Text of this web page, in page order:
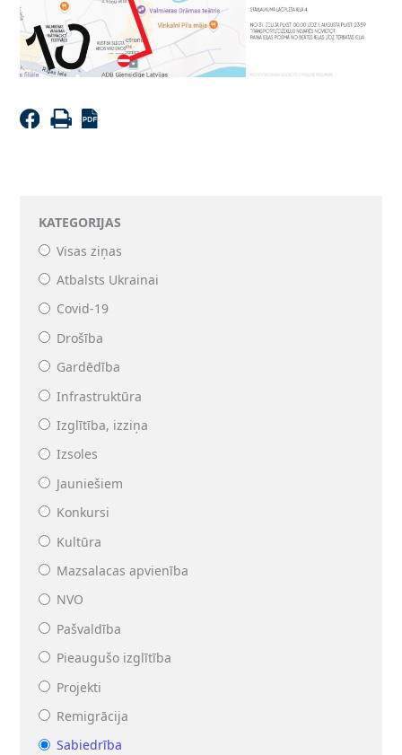
KATEGORIJAS
Visas ziņas
Atbalsts Ukrainai
Covid-19
Drošība
Gardēdība
Infrastruktūra
Izglītība, izziņa
Izsoles
Jauniešiem
Konkursi
Kultūra
Mazsalacas apvienība
NVO
Pašvaldība
Pieaugušo izglītība
Projekti
Remigrācija
Sabiedrība